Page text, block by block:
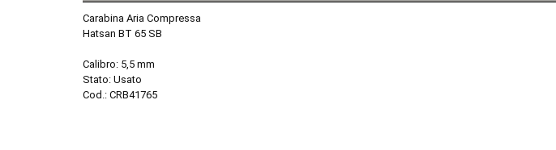
Carabina Aria Compressa
Hatsan BT 65 SB
Calibro: 5,5 mm
Stato: Usato
Cod.: CRB41765